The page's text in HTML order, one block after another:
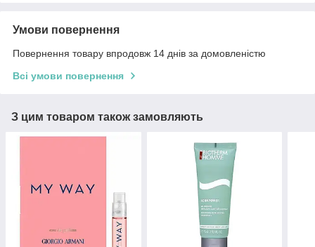
Умови повернення
Повернення товару впродовж 14 днів за домовленістю
Всі умови повернення
З цим товаром також замовляють